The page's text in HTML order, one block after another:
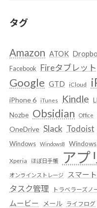
タグ
Amazon ATOK
Facebook Fireタブレット
Google GTD iCloud
iPhone 6 iTunes Kindle
Nozbe Obsidian Office
OneDrive Slack Todoist
Windows Windows8
Xperia ほぼ日手帳 アプ
オンラインストレージ スマー
タスク管理 トラベラーズノ
ムービー メール ライフログ